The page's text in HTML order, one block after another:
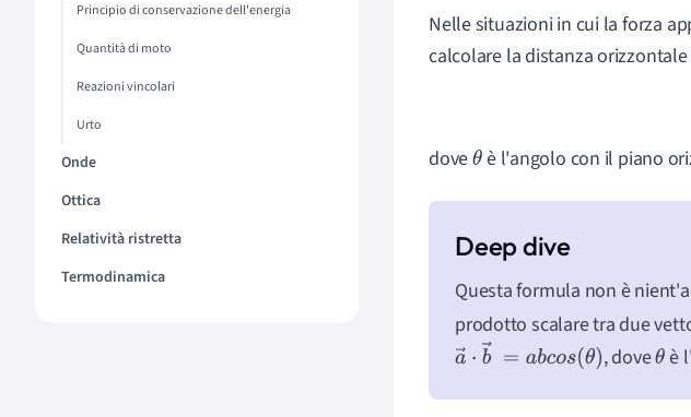
Principio di conservazione dell'energia
Quantità di moto
Reazioni vincolari
Urto
Onde
Ottica
Relatività ristretta
Termodinamica
Nelle situazioni in cui la forza
calcolare la distanza
doveθè l'angolo con il piano
Questa formula non è
prodotto scalare tra due
a→ ⋅b →= abcos(θ) , doveθè